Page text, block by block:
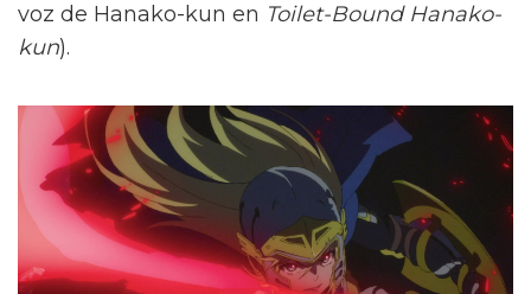
voz de Hanako-kun en Toilet-Bound Hanako-
kun).